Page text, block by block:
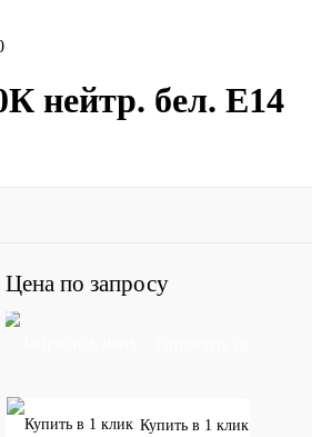
нейтр. бел. E14
Цена по запросу
Купить в 1 клик